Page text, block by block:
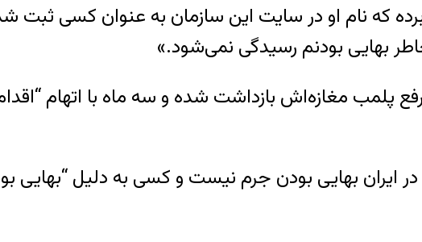
که نام او در سایت این سازمان به عنوان کسی ثبت
بهایی بودنم رسیدگی نمی‌شود.»
مربوط به رفع پلمب مغازه‌اش بازداشت شده و سه ماه با
وزیر خارجه ایران در اردیبهشت ۹۶ گفته که در ایران بهایی بودن جرم نیست و کسی به